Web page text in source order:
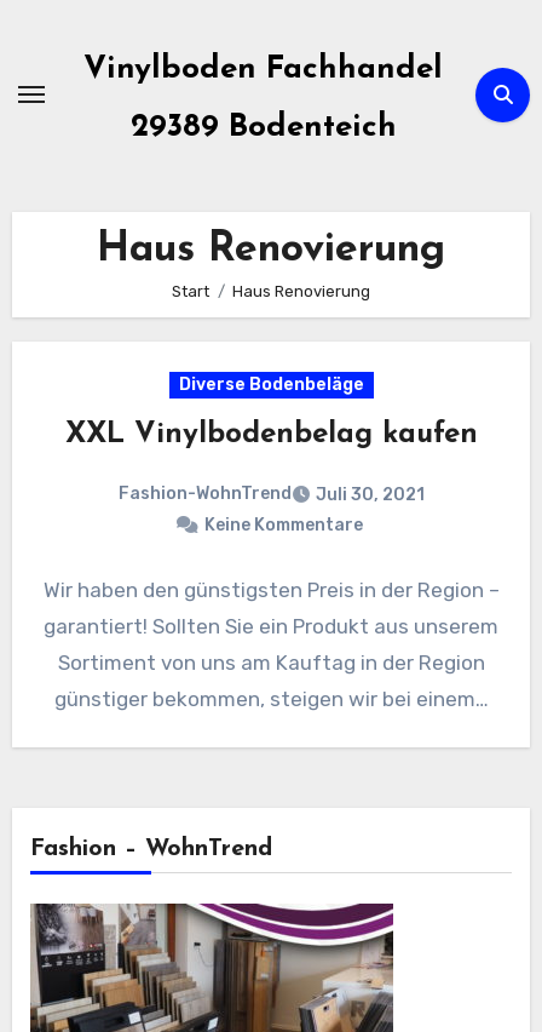
springen
Vinylboden Fachhandel
29389 Bodenteich
Haus Renovierung
Start Haus Renovierung
Diverse Bodenbeläge
XXL Vinylbodenbelag kaufen
Fashion-WohnTrend
Juli 30, 2021
Keine Kommentare
Wir haben den günstigsten Preis in der Region –
garantiert! Sollten Sie ein Produkt aus unserem
Sortiment von uns am Kauftag in der Region
günstiger bekommen, steigen wir bei einem…
Fashion – WohnTrend